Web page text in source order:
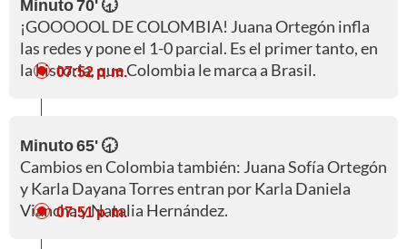
Minuto 70' 🕣
¡GOOOOOL DE COLOMBIA! Juana Ortegón infla
las redes y pone el 1-0 parcial. Es el primer tanto, en
la historia, que Colombia le marca a Brasil.
07:52 p. m.
Minuto 65' 🕣
Cambios en Colombia también: Juana Sofía Ortegón
y Karla Dayana Torres entran por Karla Daniela
Viancha y Natalia Hernández.
07:51 p. m.